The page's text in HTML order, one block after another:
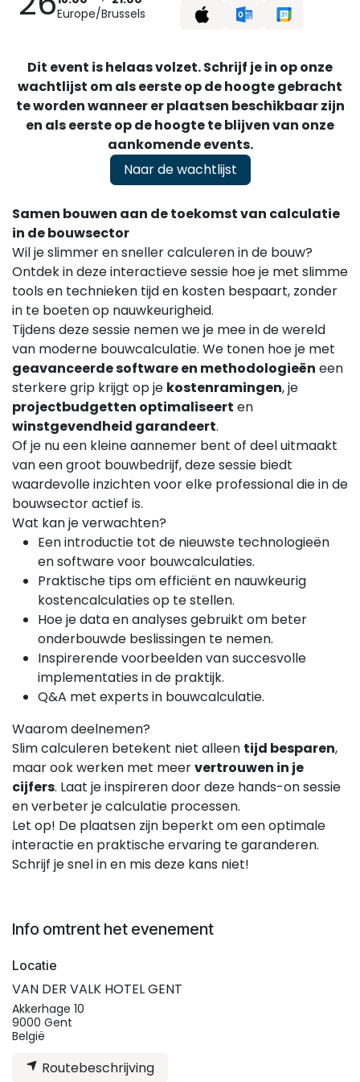
Europe/Brussels
Dit event is helaas volzet. Schrijf je in op onze
wachtlijst om als eerste op de hoogte gebracht
te worden wanneer er plaatsen beschikbaar zijn
en als eerste op de hoogte te blijven van onze
aankomende events.
Naar de wachtlijst
Samen bouwen aan de toekomst van calculatie
in de bouwsector
Wil je slimmer en sneller calculeren in de bouw?
Ontdek in deze interactieve sessie hoe je met slimme
tools en technieken tijd en kosten bespaart, zonder
in te boeten op nauwkeurigheid.
Tijdens deze sessie nemen we je mee in de wereld
van moderne bouwcalculatie. We tonen hoe je met
geavanceerde software en methodologieën een
sterkere grip krijgt op je kostenramingen, je
projectbudgetten optimaliseert en
winstgevendheid garandeert.
Of je nu een kleine aannemer bent of deel uitmaakt
van een groot bouwbedrijf, deze sessie biedt
waardevolle inzichten voor elke professional die in de
bouwsector actief is.
Wat kan je verwachten?
Een introductie tot de nieuwste technologieën
en software voor bouwcalculaties.
Praktische tips om efficiënt en nauwkeurig
kostencalculaties op te stellen.
Hoe je data en analyses gebruikt om beter
onderbouwde beslissingen te nemen.
Inspirerende voorbeelden van succesvolle
implementaties in de praktijk.
Q&A met experts in bouwcalculatie.
Waarom deelnemen?
Slim calculeren betekent niet alleen tijd besparen,
maar ook werken met meervertrouwen in je
cijfers. Laat je inspireren door deze hands-on sessie
en verbeter je calculatie processen.
Let op! De plaatsen zijn beperkt om een optimale
interactie en praktische ervaring te garanderen.
Schrijf je snel in en mis deze kans niet!
Info omtrent het evenement
Locatie
VAN DER VALK HOTEL GENT
Akkerhage 10
9000 Gent
België
Routebeschrijving